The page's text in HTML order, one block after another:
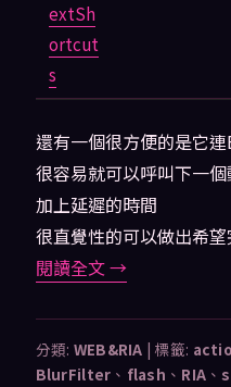
extSh
ortcut
s
還有一個很方便的是它
很容易就可以呼叫下一
加上延遲的時間
很直覺性的可以做出希
閱讀全文→
分類: WEB&RIA | 標籤:
BlurFilter 、 flash 、 RIA 、